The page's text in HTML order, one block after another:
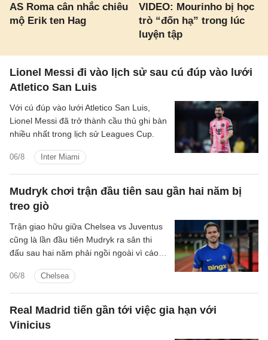
AS Roma cân nhắc chiêu
mộ Erik ten Hag
VIDEO: Mourinho bị học
trò “đốn hạ” trong lúc
luyện tập
Lionel Messi đi vào lịch sử sau cú đúp vào lưới
Atletico San Luis
06/8 Inter Miami
Với cú đúp vào lưới Atletico San Luis,
Lionel Messi đã trở thành cầu thủ ghi bàn
nhiều nhất trong lịch sử Leagues Cup.
Mudryk chơi trận đầu tiên sau gần hai năm bị
treo giò
06/8 Chelsea
Trận giao hữu giữa Chelsea vs Juventus
cũng là lần đầu tiên Mudryk ra sân thi
đấu sau hai năm phải ngồi ngoài vì cáo
Real Madrid tiến gần tới việc gia hạn với
Vinicius